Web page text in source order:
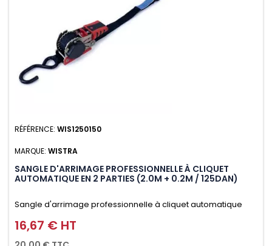
RÉFÉRENCE: WIS1250150
MARQUE: WISTRA
SANGLE D'ARRIMAGE PROFESSIONNELLE À CLIQUET
AUTOMATIQUE EN 2 PARTIES (2.0M + 0.2M / 125DAN)
Sangle d'arrimage professionnelle à cliquet automatique
avec crochet S en 2 parties (2.0M + 0.2M / 125daN), simple et
rapide d'utilisation. Permet d'arrimer et de sécuriser
Prix
16,67 € HT